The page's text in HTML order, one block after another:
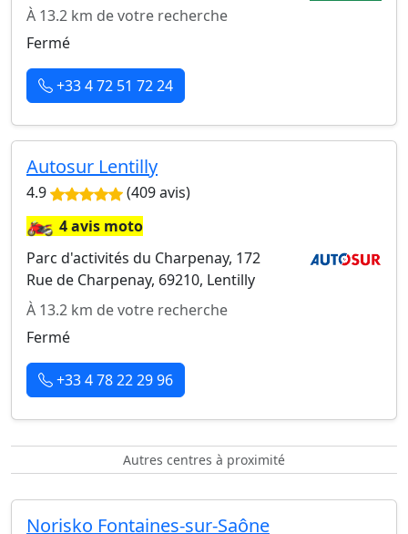
À 13.2 km de votre recherche
Fermé
+33 4 72 51 72 24
Autosur Lentilly
4.9 (409 avis)
🏍️4 avis moto
Parc d'activités du Charpenay, 172
Rue de Charpenay, 69210, Lentilly
À 13.2 km de votre recherche
Fermé
+33 4 78 22 29 96
Autres centres à proximité
Norisko Fontaines-sur-Saône